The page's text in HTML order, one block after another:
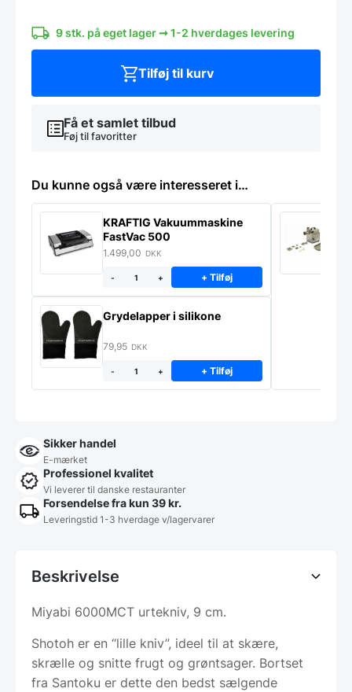
9 stk. på eget lager ➞ 1-2 hverdages levering
Få et samlet tilbud
Føj til favoritter
Tilføj til kurv
Du kunne også være interesseret i…
KRAFTIG Vakuummaskine
FastVac 500
1.499,00 DKK
- + + Tilføj
Grydelapper i silikone
79,95 DKK
- + + Tilføj
Sikker handel
E-mærket
Professionel kvalitet
Vi leverer til danske restauranter
Forsendelse fra kun 39 kr.
Leveringstid 1-3 hverdage v/lagervarer
Beskrivelse
Miyabi 6000MCT urtekniv, 9 cm.
Shotoh er en “lille kniv”, ideel til at skære,
skrælle og snitte frugt og grøntsager. Bortset
fra Santoku er dette den bedst sælgende